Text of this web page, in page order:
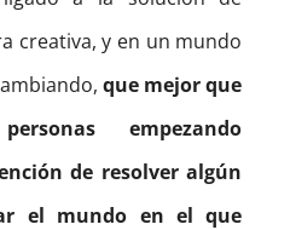
creativa, y en un mundo
que mejor que
empezando
de resolver algún
el mundo en el que